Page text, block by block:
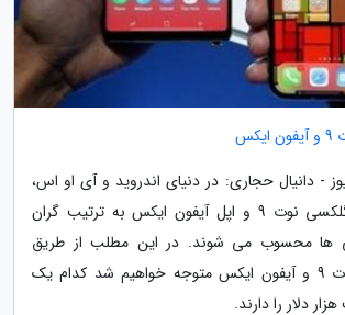
دانیال حجاری: در دنیای اندروید و آی او اس،
اکنون سامسونگ گلکسی نوت 9 و اپل آیفون ایکس به ترتیب گران
ها محسوب می شوند. در این مطلب از طریق
مقایسه گلکسی نوت 9 و آیفون ایکس متوجه خواهیم شد کدام یک
دلار را دارند.